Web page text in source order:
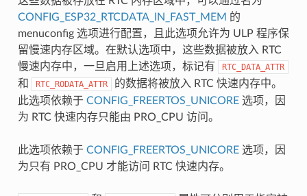
CONFIG_ESP32_RTCDATA_IN_FAST_MEM 的
menuconfig 选项进行配置，且此选项允许为 ULP 程序保
留慢速内存区域。在默认选项中，这些数据被放入 RTC
慢速内存中，一旦启用上述选项，标记有
RTC_DATA_ATTR
和 RTC_RODATA_ATTR
的数据将被放入 RTC 快速内存中。
此选项依赖于 CONFIG_FREERTOS_UNICORE选项，因
为 RTC 快速内存只能由 PRO_CPU 访问。
此选项依赖于 CONFIG_FREERTOS_UNICORE选项，因
为只有 PRO_CPU 才能访问 RTC 快速内存。